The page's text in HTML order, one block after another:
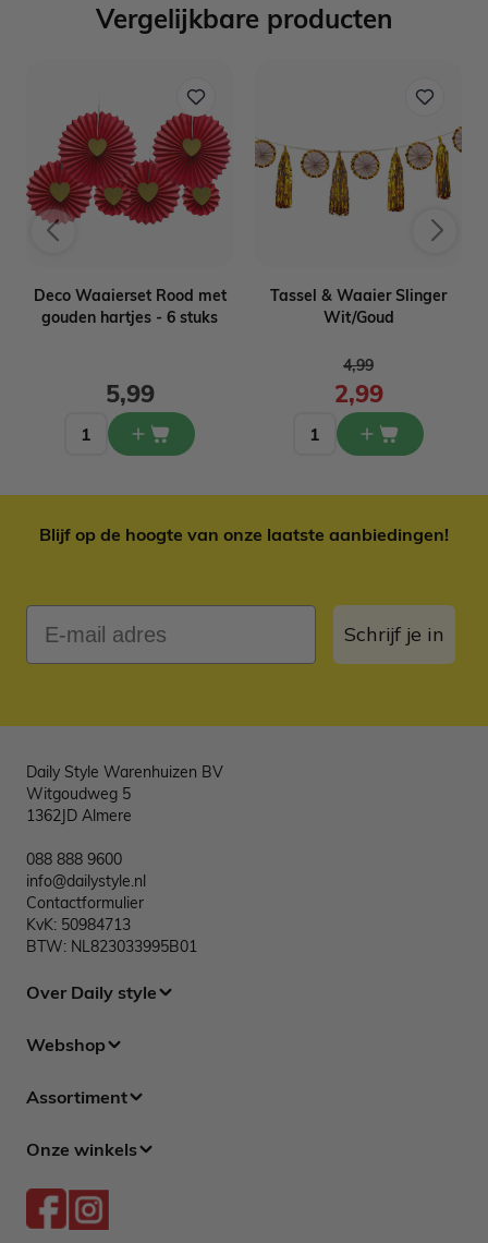
Vergelijkbare producten
Deco Waaierset Rood met
gouden hartjes - 6 stuks
5,99
Tassel & Waaier Slinger
Wit/Goud
2,99
Normale prijs
4,99
Blijf op de hoogte van onze laatste aanbiedingen!
Schrijf je in
Daily Style Warenhuizen BV
Witgoudweg 5
1362JD Almere
088 888 9600
info@dailystyle.nl
Contactformulier
KvK: 50984713
BTW: NL823033995B01
Over Daily style
Webshop
Assortiment
Onze winkels